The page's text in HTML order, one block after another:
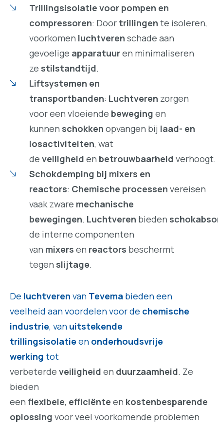
Trillingsisolatie voor pompen en
compressoren: Door trillingen te isoleren,
voorkomen luchtveren schade aan
gevoelige apparatuuren minimaliseren
ze stilstandtijd.
Liftsystemen en
transportbanden: Luchtveren zorgen
voor een vloeiende beweging en
kunnen schokken opvangen bij laad- en
losactiviteiten, wat
de veiligheid en betrouwbaarheid verhoogt.
Schokdemping bij mixers en
reactors: Chemische processen vereisen
vaak zware mechanische
bewegingen. Luchtveren bieden
de interne componenten
van mixers en reactors beschermt
tegen slijtage.
De luchtveren van Tevema bieden een
veelheid aan voordelen voor de chemische
industrie, van uitstekende
trillingsisolatie en onderhoudsvrije
werking tot
verbeterde veiligheid en duurzaamheid. Ze
bieden
een flexibele, efficiënte en kostenbesparende
oplossing voor veel voorkomende problemen